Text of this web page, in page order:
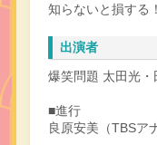
知らないと損する
出演者
爆笑問題 太田光・
■進行
良原安美（TBSア